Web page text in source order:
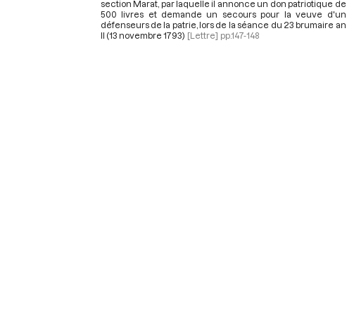
section Marat, par laquelle il annonce un don patriotique de
500 livres et demande un secours pour la veuve d'un
défenseurs de la patrie, lors de la séance du 23 brumaire an
II (13 novembre 1793) [Lettre] pp.147-148